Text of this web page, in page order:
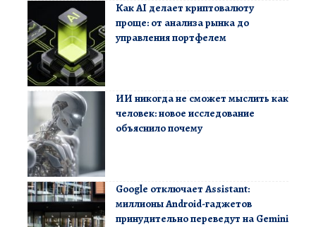
Как AI делает криптовалюту
проще: от анализа рынка до
управления портфелем
ИИ никогда не сможет мыслить как
человек: новое исследование
объяснило почему
Google отключает Assistant:
миллионы Android-гаджетов
принудительно переведут на Gemini